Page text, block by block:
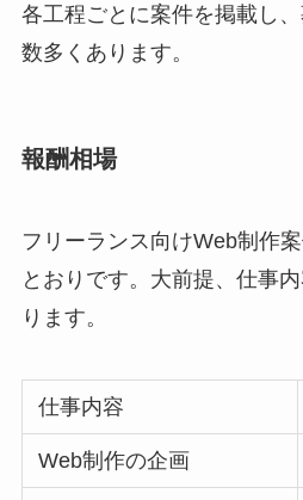
各工程ごとに案件を掲載し
数多くあります。
報酬相場
フリーランス向けWeb制作
とおりです。大前提、仕事
ります。
仕事内容
Web制作の企画